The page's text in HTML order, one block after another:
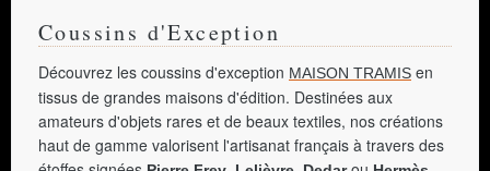
Coussins d'Exception
Découvrez les coussins d'exception MAISON TRAMIS en
tissus de grandes maisons d'édition. Destinées aux
amateurs d'objets rares et de beaux textiles, nos créations
haut de gamme valorisent l'artisanat français à travers des